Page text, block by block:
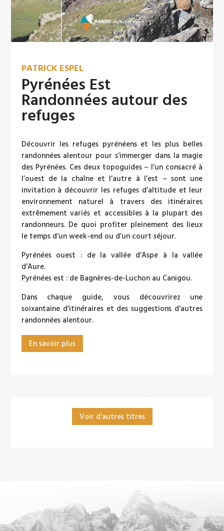
PATRICK ESPEL
Pyrénées Est
Randonnées autour des
refuges
Découvrir les refuges pyrénéens et les plus belles
randonnées alentour pour s’immerger dans la magie
des Pyrénées. Ces deux topoguides – l’un consacré à
l’ouest de la chaîne et l’autre à l’est – sont une
invitation à découvrir les refuges d’altitude et leur
environnement naturel à travers des itinéraires
extrêmement variés et accessibles à la plupart des
randonneurs. De quoi profiter pleinement des lieux
le temps d’un week-end ou d’un court séjour.
Pyrénées ouest : de la vallée d’Aspe à la vallée
d’Aure.
Pyrénées est : de Bagnères-de-Luchon au Canigou.
Dans chaque guide, vous découvrirez une
soixantaine d’itinéraires et des suggestions d’autres
randonnées alentour.
En savoir plus
Voir d'autres titres